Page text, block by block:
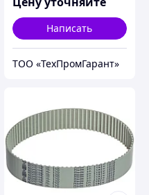
Написать
ТОО «ТехПромГарант»